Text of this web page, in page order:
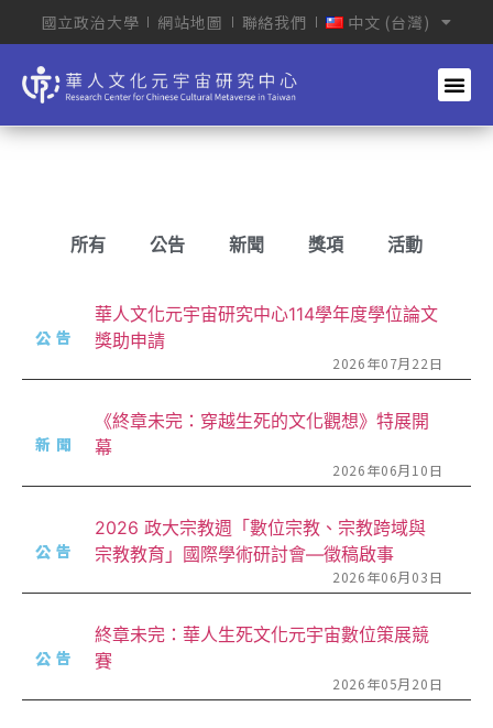
國立政治大學 網站地圖 聯絡我們 中文 (台灣)
所有 公告 新聞 獎項 活動
公告
華人文化元宇宙研究中心114學年度學位論文
獎助申請
2026年07月22日
新聞
《終章未完：穿越生死的文化觀想》特展開
幕
2026年06月10日
公告
2026 政大宗教週「數位宗教、宗教跨域與
宗教教育」國際學術研討會—徵稿啟事
2026年06月03日
公告
終章未完：華人生死文化元宇宙數位策展競
賽
2026年05月20日